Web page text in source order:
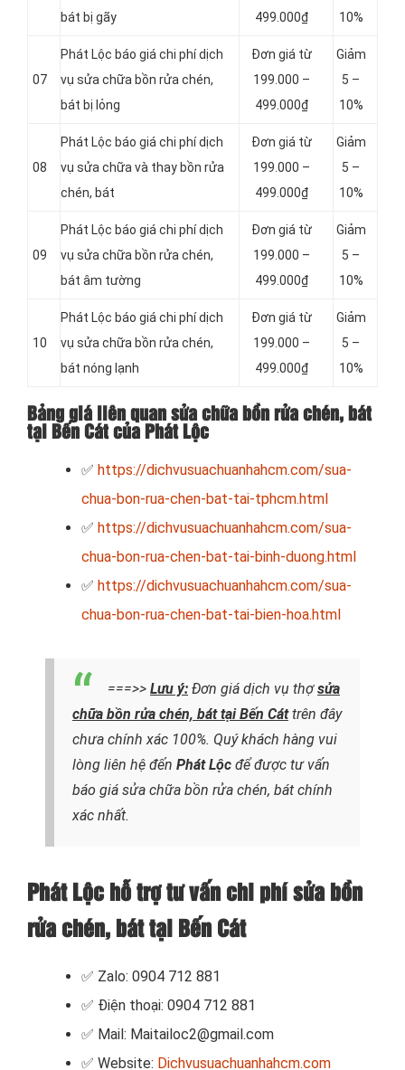
bát bị gãy
499.000₫
10%
07
Phát Lộc báo giá chi phí dịch
vụ sửa chữa bồn rửa chén,
bát bị lỏng
Đơn giá từ
199.000 –
499.000₫
Giảm
5 –
10%
08
Phát Lộc báo giá chi phí dịch
vụ sửa chữa và thay bồn rửa
chén, bát
Đơn giá từ
199.000 –
499.000₫
Giảm
5 –
10%
09
Phát Lộc báo giá chi phí dịch
vụ sửa chữa bồn rửa chén,
bát âm tường
Đơn giá từ
199.000 –
499.000₫
Giảm
5 –
10%
10
Phát Lộc báo giá chi phí dịch
vụ sửa chữa bồn rửa chén,
bát nóng lạnh
Đơn giá từ
199.000 –
499.000₫
Giảm
5 –
10%
Bảng giá liên quan sửa chữa bồn rửa chén, bát
tại Bến Cát của Phát Lộc
✅ https://dichvusuachuanhahcm.com/sua-
chua-bon-rua-chen-bat-tai-tphcm.html
✅ https://dichvusuachuanhahcm.com/sua-
chua-bon-rua-chen-bat-tai-binh-duong.html
✅ https://dichvusuachuanhahcm.com/sua-
chua-bon-rua-chen-bat-tai-bien-hoa.html
===>> Lưu ý: Đơn giá dịch vụ thợsửa
chữa bồn rửa chén, bát tại Bến Cáttrên đây
chưa chính xác 100%. Quý khách hàng vui
lòng liên hệ đến Phát Lộc để được tư vấn
báo giá sửa chữa bồn rửa chén, bát chính
xác nhất.
Phát Lộc hỗ trợ tư vấn chi phí sửa bồn
rửa chén, bát tại Bến Cát
✅ Zalo: 0904 712 881
✅ Điện thoại: 0904 712 881
✅ Mail: Maitailoc2@gmail.com
✅ Website: Dichvusuachuanhahcm.com